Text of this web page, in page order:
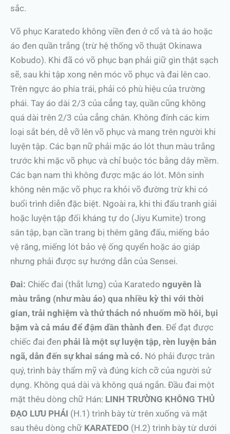
sắc.
Võ phục Karatedo không viền đen ở cổ và tà áo hoặc
áo đen quần trắng (trừ hệ thống võ thuật Okinawa
Kobudo). Khi đã có võ phục bạn phải giữ gìn thật sạch
sẽ, sau khi tập xong nên móc võ phục và đai lên cao.
Trên ngực áo phía trái, phải có phù hiệu của trường
phái. Tay áo dài 2/3 của cẳng tay, quần cũng không
quá dài trên 2/3 của cẳng chân. Không đính các kim
loại sắt bén, dễ vỡ lên võ phục và mang trên người khi
luyện tập. Các bạn nữ phải mặc áo lót thun màu trắng
trước khi mặc võ phục và chỉ buộc tóc bằng dây mềm.
Các bạn nam thì không được mặc áo lót. Môn sinh
không nên mặc võ phục ra khỏi võ đường trừ khi có
buổi trình diễn đặc biệt. Ngoài ra, khi thi đấu tranh giải
hoặc luyện tập đối kháng tự do (Jiyu Kumite) trong
sân tập, bạn cần trang bị thêm găng đấu, miếng bảo
vệ răng, miếng lót bảo vệ ống quyển hoặc áo giáp
nhưng phải được sự hướng dẫn của Sensei.
Đai: Chiếc đai (thắt lưng) của Karatedo nguyên là
màu trắng (như màu áo) qua nhiều kỳ thi với thời
gian, trải nghiệm và thử thách nó nhuốm mồ hôi, bụi
bặm và cả máu để đậm dần thành đen. Để đạt được
chiếc đai đen phải là một sự luyện tập, rèn luyện bản
ngã, dẫn đến sự khai sáng mà có. Nó phải được trân
quý, trình bày thẩm mỹ và đúng kích cỡ của người sử
dụng. Không quá dài và không quá ngắn. Đầu đai một
mặt thêu dòng chữ Hán: LINH TRƯỜNG KHÔNG THỦ
ĐẠO LƯU PHÁI (H.1) trình bày từ trên xuống và mặt
sau thêu dòng chữ KARATEDO (H.2) trình bày từ dưới